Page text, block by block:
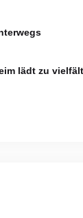
lädt zu